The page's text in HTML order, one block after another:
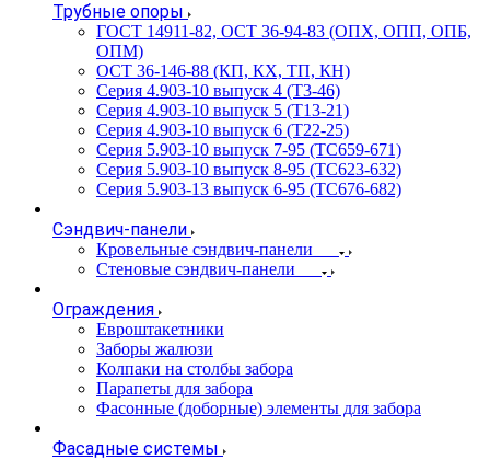
Трубные опоры
ГОСТ 14911-82, ОСТ 36-94-83 (ОПХ, ОПП, ОПБ,
ОПМ)
ОСТ 36-146-88 (КП, КХ, ТП, КН)
Серия 4.903-10 выпуск 4 (Т3-46)
Серия 4.903-10 выпуск 5 (Т13-21)
Серия 4.903-10 выпуск 6 (Т22-25)
Серия 5.903-10 выпуск 7-95 (ТС659-671)
Серия 5.903-10 выпуск 8-95 (ТС623-632)
Серия 5.903-13 выпуск 6-95 (ТС676-682)
Сэндвич-панели
Кровельные сэндвич-панели
Стеновые сэндвич-панели
Ограждения
Евроштакетники
Заборы жалюзи
Колпаки на столбы забора
Парапеты для забора
Фасонные (доборные) элементы для забора
Фасадные системы